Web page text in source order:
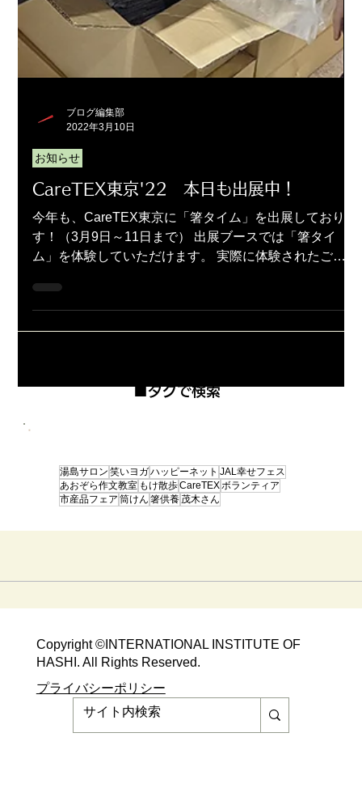
2024年1月 （2）2件の記事
2023年12月 （3） 3件の記事
（2） 2件の記事
5件の記事
2023年9月 （2）2件の記事
2023年7月 （5）
2023年6月 （3）
2023年5月
2023年4月
2023年3月 （6）6件の記事
2023年1月 （3）3件の記事
2022年12月 （4）4件の記事
2022年11月 （3）3件の記事
2022年9月
2022年8月 （5）5件の記事
2022年7月 （4）4件の記事
■タグで検索
湯島サロン 笑いヨガハッピーネット JAL幸せフェス
あおぞら作文教室 もけ散歩CareTEX ボランティア
市産品フェア 筒けん 箸供養 茂木さん
2022年3月10日
お知らせ
CareTEX東京'22 本日も出展中！
今年も、CareTEX東京に「箸タイム」を出展しておりま
す！（3月9日～11日まで） 出展ブースでは「箸タイ
ム」を体験していただけます。 実際に体験されたご来
Copyright ©​INTERNATIONAL INSTITUTE OF
HASHI. All Rights Reserved.​
​​プライバシーポリシー